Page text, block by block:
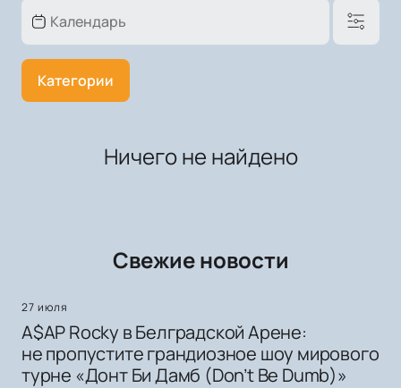
Категории
Ничего не найдено
Свежие новости
27 июля
A$AP Rocky в Белградской Арене:
не пропустите грандиозное шоу мирового
турне «Донт Би Дамб (Don’t Be Dumb)»